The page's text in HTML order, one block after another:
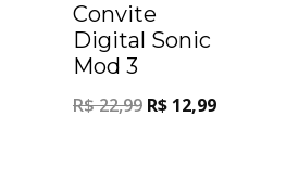
Convite
Digital Sonic
Mod 3
R$22,99 R$ 12,99